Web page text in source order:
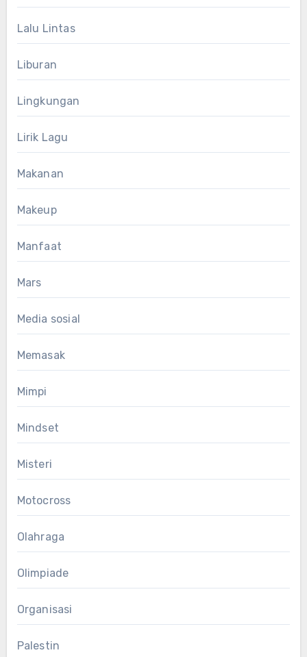
Lalu Lintas
Liburan
Lingkungan
Lirik Lagu
Makanan
Makeup
Manfaat
Mars
Media sosial
Memasak
Mimpi
Mindset
Misteri
Motocross
Olahraga
Olimpiade
Organisasi
Palestin